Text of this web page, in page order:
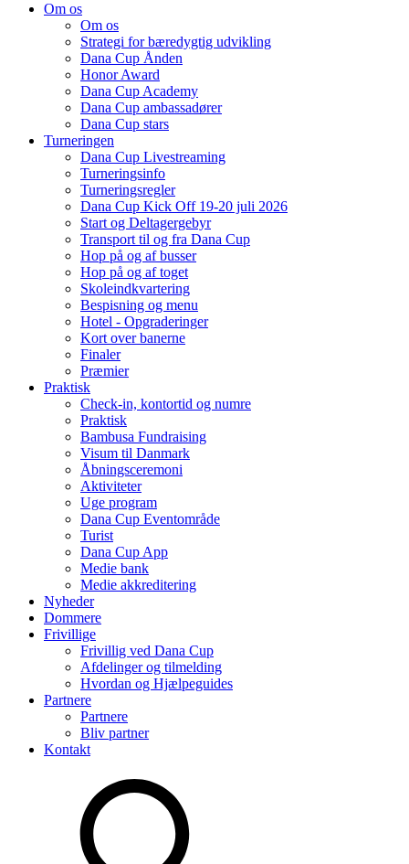
Om os
Om os
Strategi for bæredygtig udvikling
Dana Cup Ånden
Honor Award
Dana Cup Academy
Dana Cup ambassadører
Dana Cup stars
Turneringen
Dana Cup Livestreaming
Turneringsinfo
Turneringsregler
Dana Cup Kick Off 19-20 juli 2026
Start og Deltagergebyr
Transport til og fra Dana Cup
Hop på og af busser
Hop på og af toget
Skoleindkvartering
Bespisning og menu
Hotel - Opgraderinger
Kort over banerne
Finaler
Præmier
Praktisk
Check-in, kontortid og numre
Praktisk
Bambusa Fundraising
Visum til Danmark
Åbningsceremoni
Aktiviteter
Uge program
Dana Cup Eventområde
Turist
Dana Cup App
Medie bank
Medie akkreditering
Nyheder
Dommere
Frivillige
Frivillig ved Dana Cup
Afdelinger og tilmelding
Hvordan og Hjælpeguides
Partnere
Partnere
Bliv partner
Kontakt